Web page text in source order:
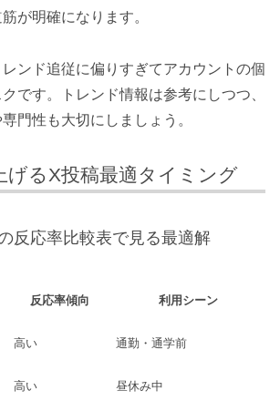
が明確になります。
ンド追従に偏りすぎてアカウントの個
です。トレンド情報は参考にしつつ、
門性も大切にしましょう。
げるX投稿最適タイミング
反応率比較表で見る最適解
反応率傾向 利用シーン
高い 通勤・通学前
高い 昼休み中